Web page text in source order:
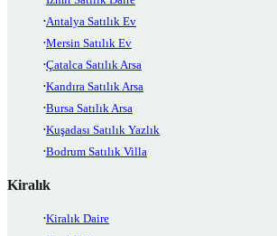
Antalya Satılık Ev
Mersin Satılık Ev
Çatalca Satılık Arsa
Kandıra Satılık Arsa
Bursa Satılık Arsa
Kuşadası Satılık Yazlık
Bodrum Satılık Villa
Kiralık
Kiralık Daire